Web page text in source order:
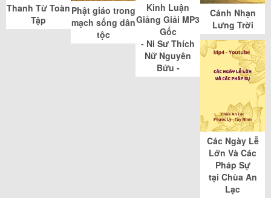
Thanh Từ Toàn
Tập
Phật giáo trong
mạch sống dân
tộc
Kinh Luận
Giảng Giải MP3
Gốc
- Ni Sư Thích
Nữ Nguyên
Bửu -
Cánh Nhạn
Lưng Trời
Các Ngày Lễ
Lớn Và Các
Pháp Sự
tại Chùa An
Lạc